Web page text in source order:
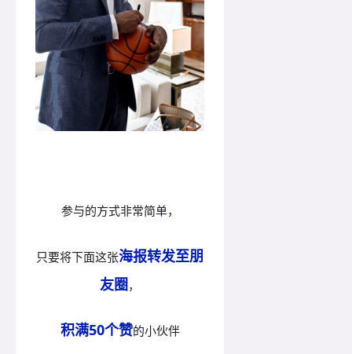
参与的方式非常简单，
只要将下面这张海报转发至朋
友圈，
积满50个赞的小伙伴